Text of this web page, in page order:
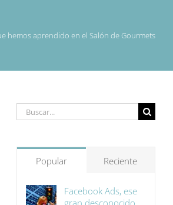
hemos aprendido en el Salón de Gourmets
Buscar:
Popular Reciente
Facebook Ads, ese
gran desconocido…